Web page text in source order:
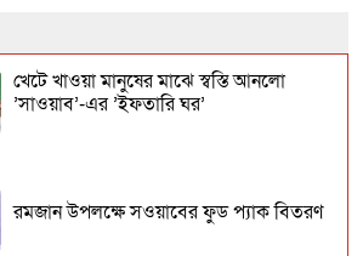
কাশ্মীরে কলেজ বন্ধ করলো ভারত
মক্কায় চালু হলো বিশ্বের বৃহত্তম কুলিং সিস্টেম
খেটে খাওয়া মানুষের মাঝে স্বস্তি আনলো
’সাওয়াব’-এর ’ইফতারি ঘর’
রমজান উপলক্ষে সওয়াবের ফুড প্যাক বিতরণ